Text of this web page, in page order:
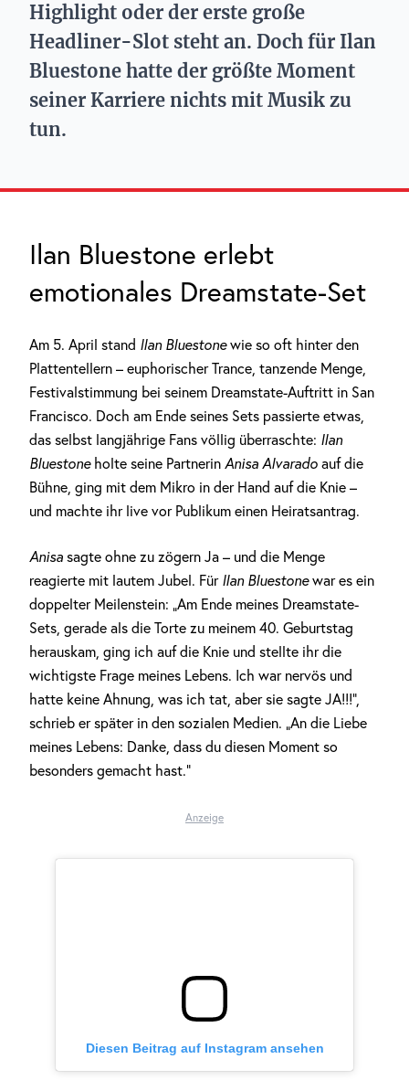
Highlight oder der erste große
Headliner-Slot steht an. Doch für Ilan
Bluestone hatte der größte Moment
seiner Karriere nichts mit Musik zu
tun.
Ilan Bluestone erlebt
emotionales Dreamstate-Set
Am 5. April stand Ilan Bluestonewie so oft hinter den
Plattentellern – euphorischer Trance, tanzende Menge,
Festivalstimmung bei seinem Dreamstate-Auftritt in San
Francisco. Doch am Ende seines Sets passierte etwas,
das selbst langjährige Fans völlig überraschte: Ilan
Bluestoneholte seine Partnerin Anisa Alvarado auf die
Bühne, ging mit dem Mikro in der Hand auf die Knie –
und machte ihr live vor Publikum einen Heiratsantrag.
Anisa sagte ohne zu zögern Ja – und die Menge
reagierte mit lautem Jubel. Für Ilan Bluestonewar es ein
doppelter Meilenstein: „Am Ende meines Dreamstate-
Sets, gerade als die Torte zu meinem 40. Geburtstag
herauskam, ging ich auf die Knie und stellte ihr die
wichtigste Frage meines Lebens. Ich war nervös und
hatte keine Ahnung, was ich tat, aber sie sagte JA!!!“,
schrieb er später in den sozialen Medien. „An die Liebe
meines Lebens: Danke, dass du diesen Moment so
besonders gemacht hast.“
Anzeige
Diesen Beitrag auf Instagram ansehen